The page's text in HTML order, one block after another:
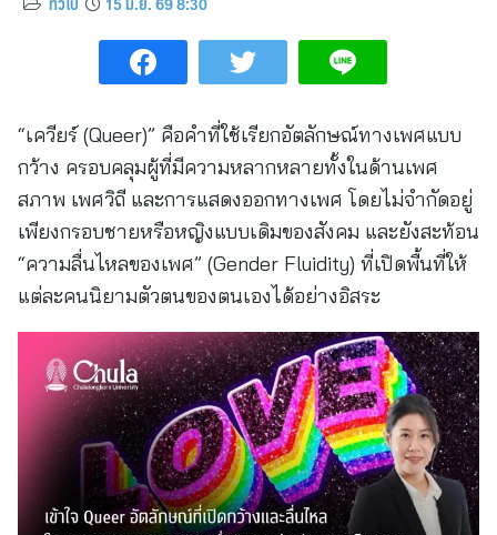
“เควียร์ (Queer)” คือคำที่ใช้เรียกอัตลักษณ์ทางเพศแบบ
กว้าง ครอบคลุมผู้ที่มีความหลากหลายทั้งในด้านเพศ
สภาพ เพศวิถี และการแสดงออกทางเพศ โดยไม่จำกัดอยู่
เพียงกรอบชายหรือหญิงแบบเดิมของสังคม และยังสะท้อน
“ความลื่นไหลของเพศ” (Gender Fluidity) ที่เปิดพื้นที่ให้
แต่ละคนนิยามตัวตนของตนเองได้อย่างอิสระ